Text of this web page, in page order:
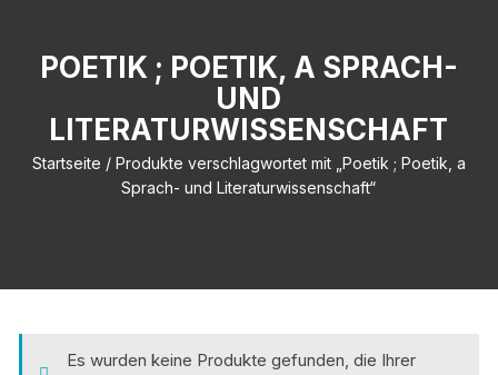
POETIK ; POETIK, A SPRACH-
UND
LITERATURWISSENSCHAFT
Startseite / Produkte verschlagwortet mit „Poetik ; Poetik, a
Sprach- und Literaturwissenschaft“
Es wurden keine Produkte gefunden, die Ihrer